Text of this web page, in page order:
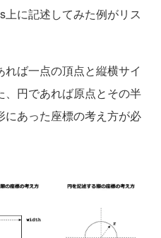
に記述してみた例がリス
ば一点の頂点と縦横サイ
、円であれば原点とその半
あった座標の考え方が必